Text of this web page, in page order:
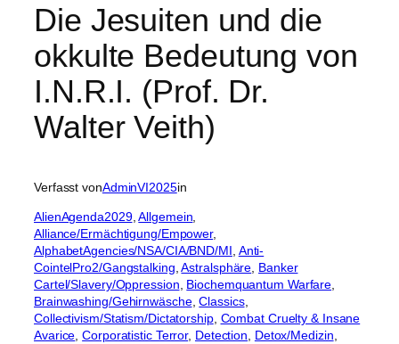
Die Jesuiten und die
okkulte Bedeutung von
I.N.R.I. (Prof. Dr.
Walter Veith)
Verfasst vonAdminVI2025in
AlienAgenda2029, Allgemein
Alliance/Ermächtigung/Empower
AlphabetAgencies/NSA/CIA/BND/MI Anti-
CointelPro2/Gangstalking , Astralsphäre Banker
Cartel/Slavery/Oppression Biochemquantum Warfare
Brainwashing/Gehirnwäsche, Classics
Collectivism/Statism/Dictatorship, Combat Cruelty & Insane
Avarice , Corporatistic Terror, Detection Detox/Medizin